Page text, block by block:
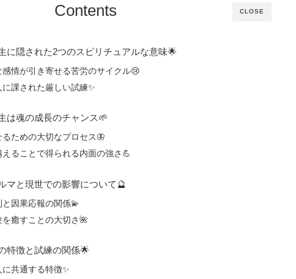
CLOSE
Contents
に隠された2つのスピリチュアルな意味🌟
感情が引き寄せる苦労のサイクル😢
課された厳しい試練✨
は魂の成長のチャンス🌱
ための大切なプロセス🦋
えることで得られる内面の強さ💪
マと現世での影響について🔮
因果応報の関係💫
癒すことの大切さ🌺
特徴と試練の関係🌟
共通する特徴✨